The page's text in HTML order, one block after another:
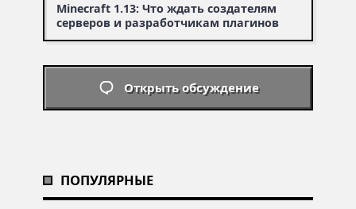
Minecraft 1.13: Что ждать создателям
серверов и разработчикам плагинов
Открыть обсуждение
ПОПУЛЯРНЫЕ